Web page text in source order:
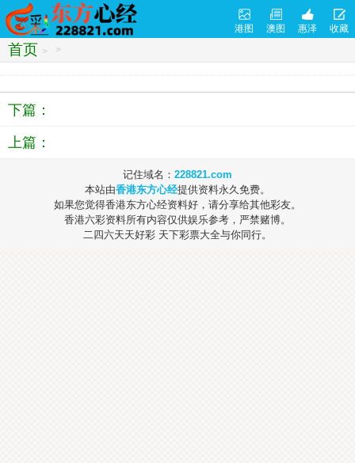
港图 澳图 惠泽 收藏
首页 > >
下篇：
上篇：
记住域名： 228821.com
本站由香港东方心经提供资料永久免费。
如果您觉得香港东方心经资料好，请分享给其他彩友。
香港六彩资料所有内容仅供娱乐参考，严禁赌博。
二四六天天好彩 天下彩票大全与你同行。